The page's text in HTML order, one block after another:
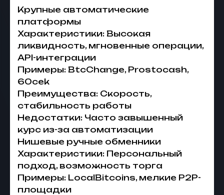
Крупные автоматические
платформы
Характеристики: Высокая
ликвидность, мгновенные операции,
API-интеграции
Примеры: BtcChange, Prostocash,
60cek
Преимущества: Скорость,
стабильность работы
Недостатки: Часто завышенный
курс из-за автоматизации
Нишевые ручные обменники
Характеристики: Персональный
подход, возможность торга
Примеры: LocalBitcoins, мелкие P2P-
площадки